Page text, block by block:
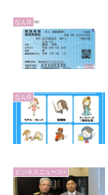
なんG
なんG
ビジネスニュース+